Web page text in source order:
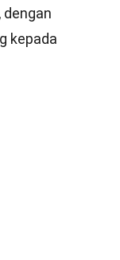
dengan
kepada